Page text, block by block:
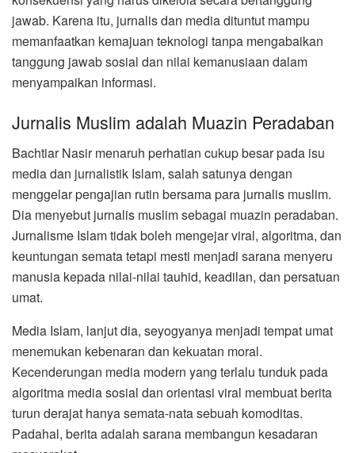
jawab. Karena itu, jurnalis dan media dituntut mampu
memanfaatkan kemajuan teknologi tanpa mengabaikan
tanggung jawab sosial dan nilai kemanusiaan dalam
menyampaikan informasi.
Jurnalis Muslim adalah Muazin Peradaban
Bachtiar Nasir menaruh perhatian cukup besar pada isu
media dan jurnalistik Islam, salah satunya dengan
menggelar pengajian rutin bersama para jurnalis muslim.
Dia menyebut jurnalis muslim sebagai muazin peradaban.
Jurnalisme Islam tidak boleh mengejar viral, algoritma, dan
keuntungan semata tetapi mesti menjadi sarana menyeru
manusia kepada nilai-nilai tauhid, keadilan, dan persatuan
umat.
Media Islam, lanjut dia, seyogyanya menjadi tempat umat
menemukan kebenaran dan kekuatan moral.
Kecenderungan media modern yang terlalu tunduk pada
algoritma media sosial dan orientasi viral membuat berita
turun derajat hanya semata-nata sebuah komoditas.
Padahal, berita adalah sarana membangun kesadaran